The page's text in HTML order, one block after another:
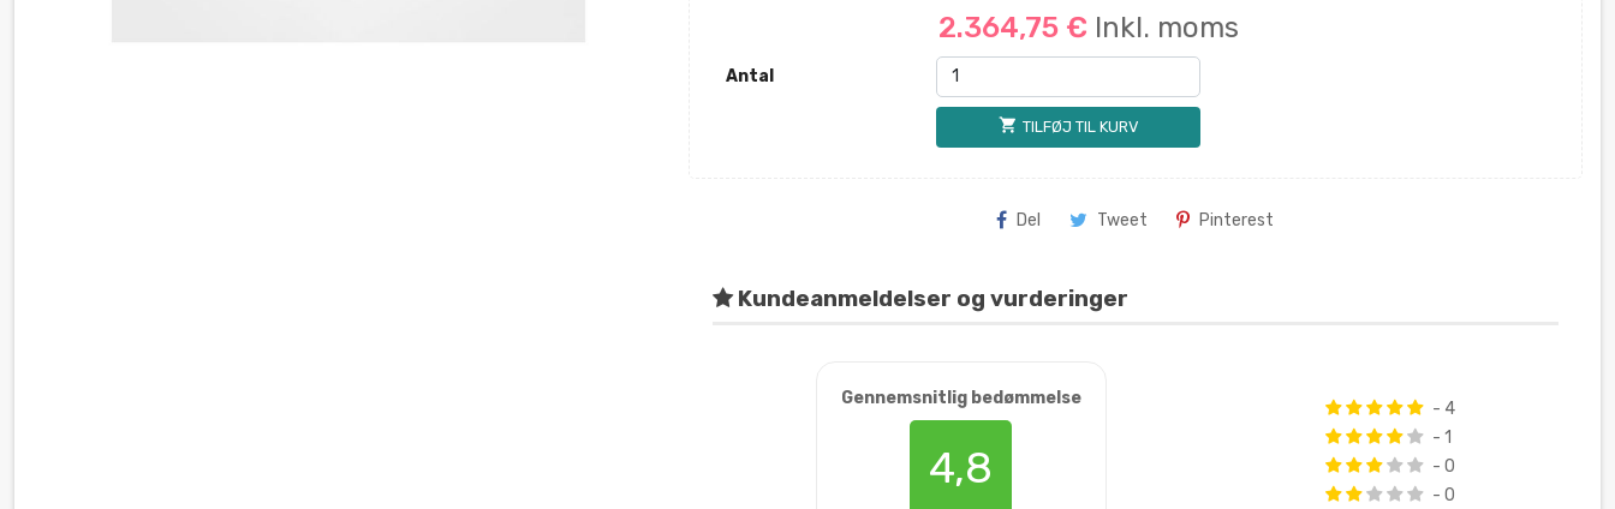
2.364,75 € Inkl. moms
Antal
shopping_cart TILFØJ TIL KURV
Del Tweet Pinterest
Kundeanmeldelser og vurderinger
Gennemsnitlig bedømmelse
4,8
- 4
- 1
- 0
- 0